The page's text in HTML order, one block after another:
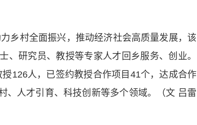
村全面振兴，推动经济社会高质量发展，该
、研究员、教授等专家人才回乡服务、创业。
126人，已签约教授合作项目41个，达成合作
、人才引育、科技创新等多个领域。（文 吕雷